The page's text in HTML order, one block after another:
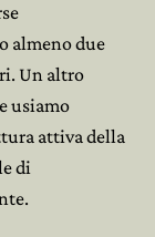
almeno due
Un altro
usiamo
attiva della
di